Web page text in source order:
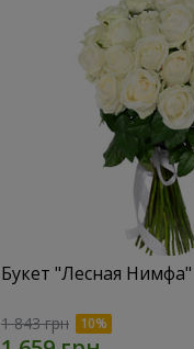
Букет "Лесная Нимфа"
1 843 грн